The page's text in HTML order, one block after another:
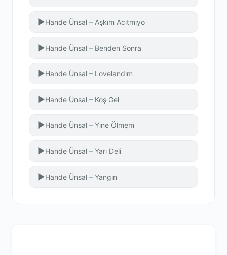
▶Hande Ünsal – Aşkım Acıtmıyo
▶Hande Ünsal – Benden Sonra
▶Hande Ünsal – Lovelandım
▶Hande Ünsal – Koş Gel
▶Hande Ünsal – Yine Ölmem
▶Hande Ünsal – Yarı Deli
▶Hande Ünsal – Yangın